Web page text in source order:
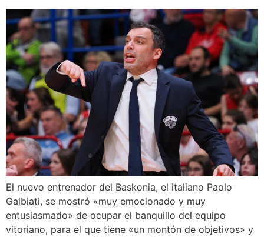
El nuevo entrenador del Baskonia, el italiano Paolo
Galbiati, se mostró «muy emocionado y muy
entusiasmado» de ocupar el banquillo del equipo
vitoriano, para el que tiene «un montón de objetivos» y